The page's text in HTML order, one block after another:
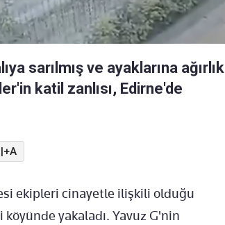
sarılmış ve ayaklarına ağırlık
katil zanlısı, Edirne'de
|+A
ekipleri cinayetle ilişkili olduğu
yakaladı. Yavuz G'nin